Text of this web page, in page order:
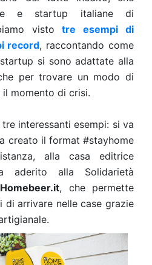
e startup italiane di
vistotre esempi di
record, raccontando come
si sono adattate alla
per trovare un modo di
il momento di crisi.
interessanti esempi: si va
creato il format #stayhome
alla casa editrice
aderito alla Solidarietà
Homebeer.it, che permette
di arrivare nelle case grazie